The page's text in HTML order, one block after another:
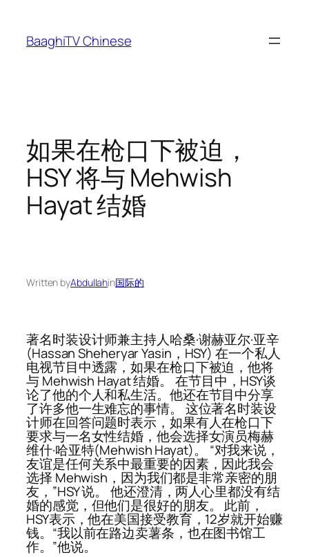
content
BaaghiTV Chinese
如果在枪口下被迫，
HSY 将与 Mehwish
Hayat 结婚
Written byAbdullahin国际的
著名时装设计师兼主持人哈桑·谢赫亚尔·亚辛
(Hassan Sheheryar Yasin，HSY) 在一个私人
电视节目中透露，如果在枪口下被迫，他将
与 Mehwish Hayat 结婚。 在节目中，HSY谈
论了他的个人和私生活。他还在节目中分享
了许多他一生难忘的事情。 这位著名时装设
计师在回答问题时表示，如果有人在枪口下
要求与一名女性结婚，他会选择女演员梅赫
维什·哈亚特(Mehwish Hayat)。 “对我来说，
友谊是任何关系中最重要的因素，因此我会
选择 Mehwish，因为我们都是非常亲密的朋
友，”HSY 说。 他还澄清，两人心里都没有结
婚的感觉，但他们是很好的朋友。 此前，
HSY表示，他在美国接受教育，12岁就开始赚
钱。“我以前在路边卖薯条，也在图书馆工
作。”他说。